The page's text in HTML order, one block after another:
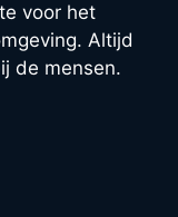
voor het
Altijd
de mensen.